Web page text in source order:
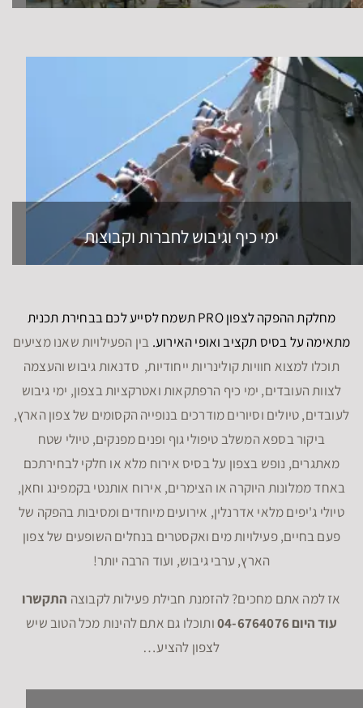
ימי כיף וגיבוש לחברות וקבוצות
מחלקת ההפקה לצפון PRO תשמח לסייע לכם בבחירת תכנית
מתאימה על בסיס תקציב ואופי האירוע. בין הפעילויות שאנו מציעים
תוכלו למצוא חוויות קולינריות ייחודיות, סדנאות גיבוש והעצמה
לצוות העובדים, ימי כיף הרפתקאות ואטרקציות בצפון, ימי גיבוש
לעובדים, טיולים וסיורים מודרכים בנופייה הקסומים של צפון הארץ,
ביקור בספא המשלב טיפולי גוף ופנים מפנקים, טיולי שטח
מאתגרים, נופש בצפון על בסיס אירוח מלא או חלקי לבחירתכם
באחד ממלונות היוקרה או הצימרים, אירוח אותנטי בקמפינג וחאן,
טיולי ג'יפים מלאי אדרנלין, אירועים מיוחדים ומסיבות בהפקה של
פעם בחיים, פעילויות מים ואקסטרים בנחלים השופעים של צפון
הארץ, ערבי גיבוש, ועוד הרבה יותר!
אז למה אתם מחכים? להזמנת חבילת פעילות לקבוצה התקשרו
עוד היום 04-6764076
ותוכלו גם אתם להינות מכל הטוב שיש
לצפון להציע…